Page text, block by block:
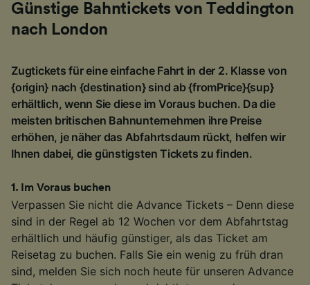
Günstige Bahntickets von Teddington
nach London
Zugtickets für eine einfache Fahrt in der 2. Klasse von
{origin} nach {destination} sind ab {fromPrice}{sup}
erhältlich, wenn Sie diese im Voraus buchen. Da die
meisten britischen Bahnunternehmen ihre Preise
erhöhen, je näher das Abfahrtsdaum rückt, helfen wir
Ihnen dabei, die günstigsten Tickets zu finden.
1 . Im Voraus buchen
Verpassen Sie nicht die Advance Tickets – Denn diese
sind in der Regel ab 12 Wochen vor dem Abfahrtstag
erhältlich und häufig günstiger, als das Ticket am
Reisetag zu buchen. Falls Sie ein wenig zu früh dran
sind, melden Sie sich noch heute für unseren Advance